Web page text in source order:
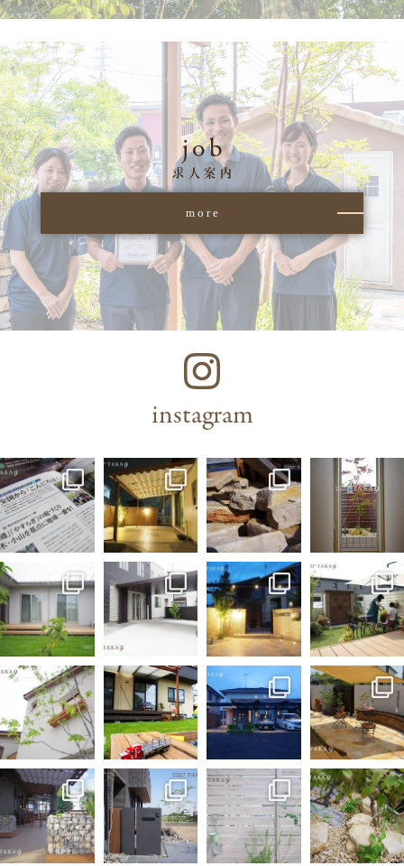
job
求人案内
more
instagram